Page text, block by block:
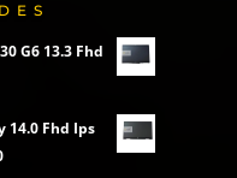
G6 13.3 Fhd
14.0 Fhd Ips